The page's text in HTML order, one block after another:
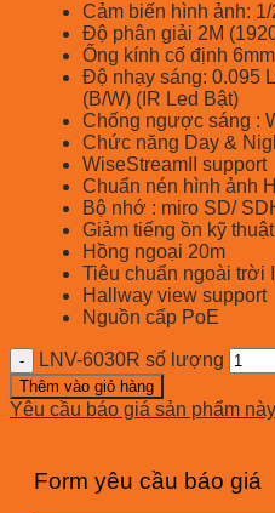
Cảm biến hình ảnh:
Độ phân giải 2M
Ống kính cố định 6mm
Độ nhạy sáng: 0.095
(B/W) (IR Led Bật)
Chống ngược sáng :
Chức năng Day &
WiseStreamII support
Chuẩn nén hình ảnh
Bộ nhớ : miro SD/
Giảm tiếng ồn kỹ
Hồng ngoại 20m
Tiêu chuẩn ngoài trời
Hallway view support
Nguồn cấp PoE
LNV-6030R số lượng
Thêm vào giỏ hàng
Yêu cầu báo giá sản phẩm này
Form yêu cầu báo giá